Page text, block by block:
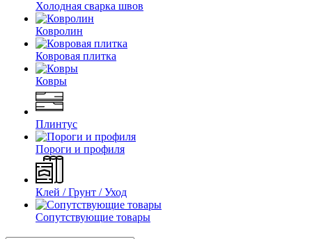
Холодная сварка швов
Ковролин
Ковровая плитка
Ковры
Плинтус
Пороги и профиля
Клей / Грунт / Уход
Сопутствующие товары